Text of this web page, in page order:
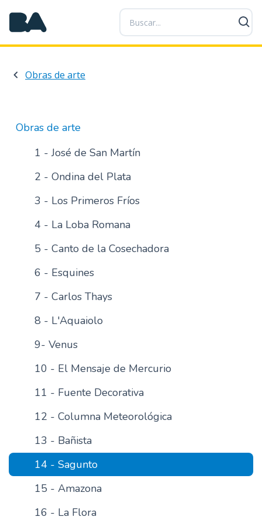
P
a
s
a
t
d
r
Obras de arte
Obras de arte
1 - José de San Martín
2 - Ondina del Plata
3 - Los Primeros Fríos
4 - La Loba Romana
5 - Canto de la Cosechadora
6 - Esquines
7 - Carlos Thays
8 - L'Aquaiolo
9- Venus
10 - El Mensaje de Mercurio
11 - Fuente Decorativa
12 - Columna Meteorológica
13 - Bañista
14 - Sagunto
15 - Amazona
16 - La Flora